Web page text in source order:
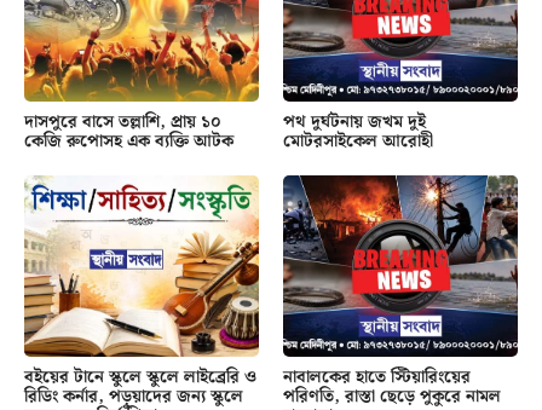
দাসপুরে বাসে তল্লাশি, প্রায় ১০
কেজি রুপোসহ এক ব্যক্তি আটক
পথ দুর্ঘটনায় জখম দুই
মোটরসাইকেল আরোহী
বইয়ের টানে স্কুলে স্কুলে লাইব্রেরি ও
রিডিং কর্নার, পড়ুয়াদের জন্য স্কুলে
নাবালকের হাতে স্টিয়ারিংয়ের
পরিণতি, রাস্তা ছেড়ে পুকুরে নামল